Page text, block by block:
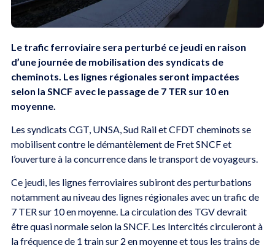
Le trafic ferroviaire sera perturbé ce jeudi en raison
d’une journée de mobilisation des syndicats de
cheminots. Les lignes régionales seront impactées
selon la SNCF avec le passage de 7 TER sur 10 en
moyenne.
Les syndicats CGT, UNSA, Sud Rail et CFDT cheminots se
mobilisent contre le démantèlement de Fret SNCF et
l’ouverture à la concurrence dans le transport de voyageurs.
Ce jeudi, les lignes ferroviaires subiront des perturbations
notamment au niveau des lignes régionales avec un trafic de
7 TER sur 10 en moyenne. La circulation des TGV devrait
être quasi normale selon la SNCF. Les Intercités circuleront à
la fréquence de 1 train sur 2 en moyenne et tous les trains de